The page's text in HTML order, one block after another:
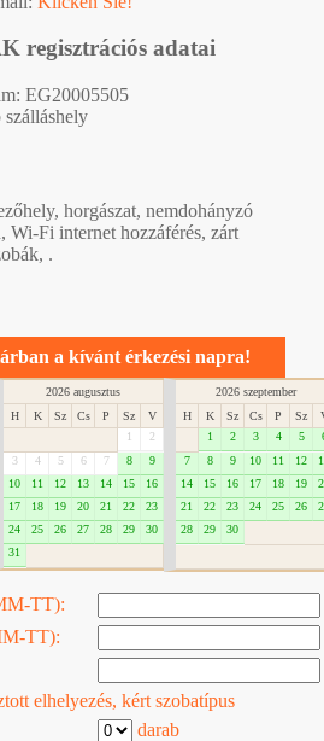
regisztrációs adatai
EG20005505
szálláshely
horgászat, nemdohányzó
Wi-Fi internet hozzáférés, zárt
.
a kívánt érkezési napra!
2026 augusztus
H
K Sz Cs P Sz
V
1
2
3
4 5 6 7 8
9
10
11 12 13 14 15
16
17
18 19 20 21 22
23
24
25 26 27 28 29
30
31
2026 szeptember
H
K Sz Cs P Sz
1
2 3 4 5
7
8 9 10 11 12
14
15 16 17 18 19
21
22 23 24 25 26
28
29 30
TT):
TT):
elhelyezés, kért szobatípus
darab